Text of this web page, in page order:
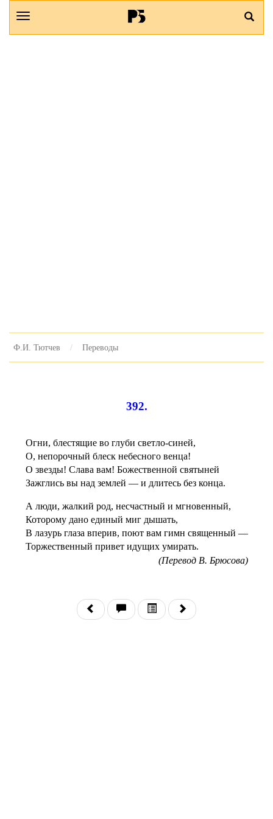
Ф.И. Тютчев Переводы
392.
Огни, блестящие во глуби светло-синей,
О, непорочный блеск небесного венца!
О звезды! Слава вам! Божественной святыней
Зажглись вы над землей — и длитесь без конца.
А люди, жалкий род, несчастный и мгновенный,
Которому дано единый миг дышать,
В лазурь глаза вперив, поют вам гимн священный —
Торжественный привет идущих умирать.
(Перевод В. Брюсова)